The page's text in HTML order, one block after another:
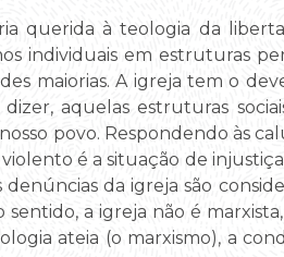
querida à teologia da
individuais em estruturas
maiorias. A igreja tem o
aquelas estruturas
povo. Respondendo às
é a situação de
da igreja são
a igreja não é
ateia (o marxismo), a